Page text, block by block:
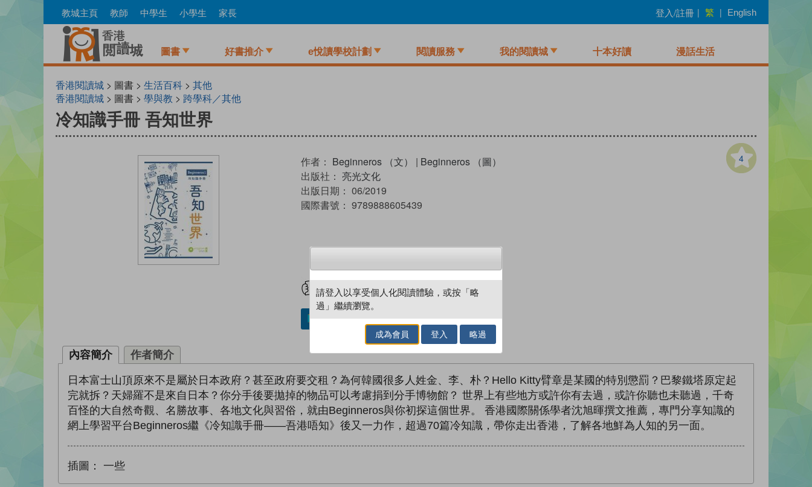
to
教城主頁 教師 中學生 小學生 家長 登入/註冊 | 繁 | English
圖書 好書推介 e悅讀學校計劃 閱讀服務 我的閱讀城 十本好讀 漫話生活
香港閱讀城 > 圖書 > 生活百科 > 其他
香港閱讀城 > 圖書 > 學與教 > 跨學科／其他
冷知識手冊 吾知世界
4
作者： Beginneros （文） | Beginneros （圖）
出版社： 亮光文化
出版日期： 06/2019
國際書號： 9789888605439
試閲 加入閱讀紀錄
加入／閱讀電子書
內容簡介 作者簡介
日本富士山頂原來不是屬於日本政府？甚至政府要交租？為何韓國很多人姓金、李、朴？Hello Kitty臂章是某國的特別懲罰？巴黎鐵塔原定起
完就拆？天婦羅不是來自日本？你分手後要拋掉的物品可以考慮捐到分手博物館？ 世界上有些地方或許你有去過，或許你聽也未聽過，千奇
百怪的大自然奇觀、名勝故事、各地文化與習俗，就由Beginneros與你初探這個世界。 香港國際關係學者沈旭暉撰文推薦，專門分享知識的
網上學習平台Beginneros繼《冷知識手冊——吾港唔知》後又一力作，超過70篇冷知識，帶你走出香港，了解各地鮮為人知的另一面。
插圖： 一些
請登入以享受個人化閱讀體驗，或按「略
過」繼續瀏覽。
成為會員 登入 略過